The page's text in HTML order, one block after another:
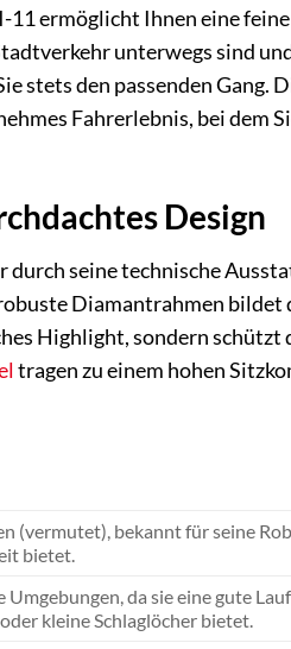
11 ermöglicht Ihnen eine
unterwegs sind
stets den passenden Gang.
Fahrerlebnis, bei dem
Design
durch seine technische
Diamantrahmen bildet
Highlight, sondern
tragen zu einem hohen
(vermutet), bekannt für seine
bietet.
da sie eine gute
kleine Schlaglöcher bietet.